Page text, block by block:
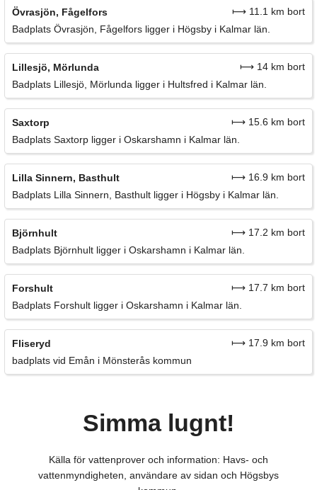
Övrasjön, Fågelfors
⟼ 11.1 km bort
Badplats Övrasjön, Fågelfors ligger i Högsby i Kalmar län.
Lillesjö, Mörlunda
⟼ 14 km bort
Badplats Lillesjö, Mörlunda ligger i Hultsfred i Kalmar län.
Saxtorp
⟼ 15.6 km bort
Badplats Saxtorp ligger i Oskarshamn i Kalmar län.
Lilla Sinnern, Basthult
⟼ 16.9 km bort
Badplats Lilla Sinnern, Basthult ligger i Högsby i Kalmar län.
Björnhult
⟼ 17.2 km bort
Badplats Björnhult ligger i Oskarshamn i Kalmar län.
Forshult
⟼ 17.7 km bort
Badplats Forshult ligger i Oskarshamn i Kalmar län.
Fliseryd
⟼ 17.9 km bort
badplats vid Emån i Mönsterås kommun
Simma lugnt!
Källa för vattenprover och information: Havs- och
vattenmyndigheten, användare av sidan och Högsbys